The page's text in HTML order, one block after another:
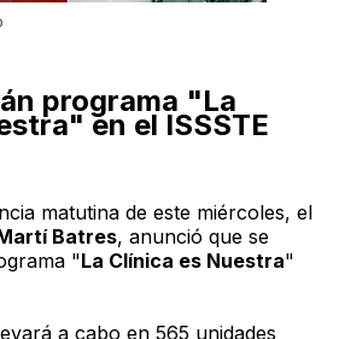
programa "La
en el ISSSTE
matutina de este miércoles, el
Batres, anunció que se
"La Clínica es Nuestra"
a cabo en 565 unidades